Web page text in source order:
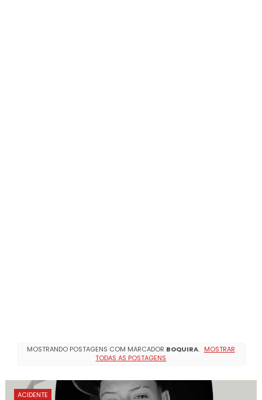
MOSTRANDO POSTAGENS COM MARCADOR BOQUIRA. MOSTRAR
TODAS AS POSTAGENS
ACIDENTE